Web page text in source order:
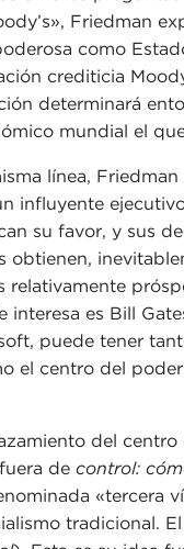
Friedman
como
crediticia
determinará
mundial el
línea,
influyente
su favor, y sus
obtienen,
interesa es Bill
puede tener
el centro del
del
fuera de control:
«tercera
tradicional.